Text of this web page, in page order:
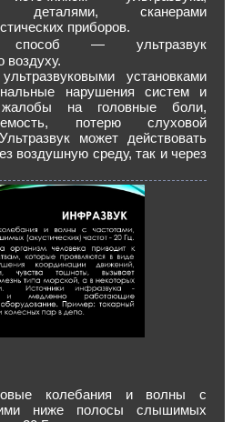
деталями, сканерами
приборов.
— ультразвук
воздуху.
установками
нарушения систем и
на головные боли,
потерю слуховой
может действовать
воздушную среду, так и через
колебания и волны с
ниже полосы слышимых